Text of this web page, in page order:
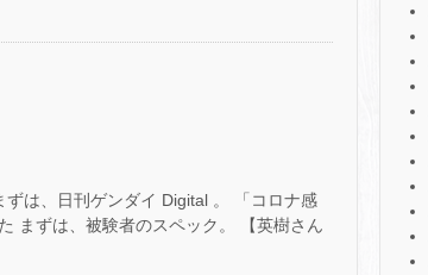
は、日刊ゲンダイ Digital 。 「コロナ感
まずは、被験者のスペック。 【英樹さん